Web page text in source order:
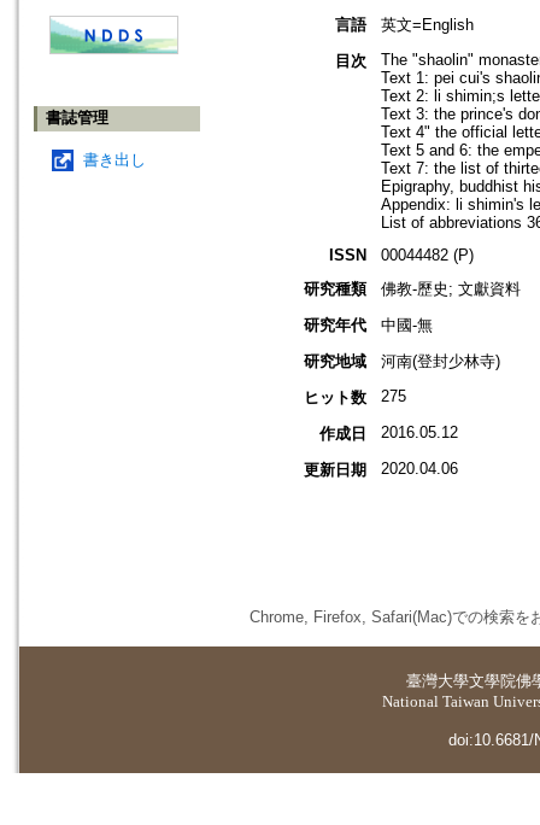
書誌管理
書き出し
言語
英文=English
目次
The "shaolin"
Text 1: pei cui's
Text 2: li shimin;s
Text 3: the prince's
Text 4" the official
Text 5 and 6: the
Text 7: the list of
Epigraphy, buddhist
Appendix: li shimin's
List of abbreviations
ISSN
00044482 (P)
研究種類
佛教-歷史; 文獻資料
研究年代
中國-無
研究地域
河南(登封少林寺)
ヒット数
275
作成日 2016.05.12
更新日期 2020.04.06
Chrome, Firefox, Safari(Mac)での検索を
臺灣大學文學院佛
National Taiwan
doi:10.6681/